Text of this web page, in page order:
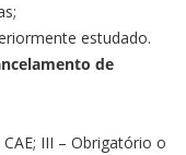
estudado.
de
III – Obrigatório o